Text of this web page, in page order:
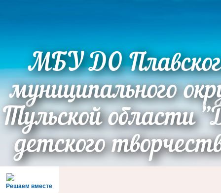
МБУ ДО
муниципального
Тульской области
детского
Решаем вместе